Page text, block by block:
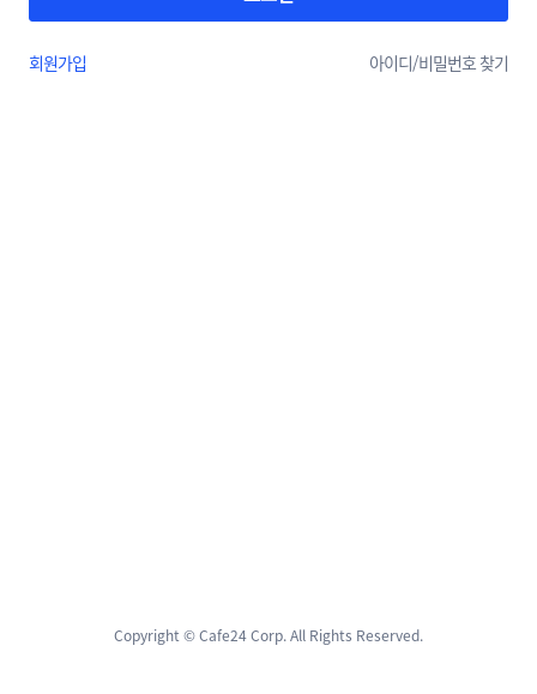
회원가입 아이디/비밀번호 찾기
Copyright © Cafe24 Corp. All Rights Reserved.